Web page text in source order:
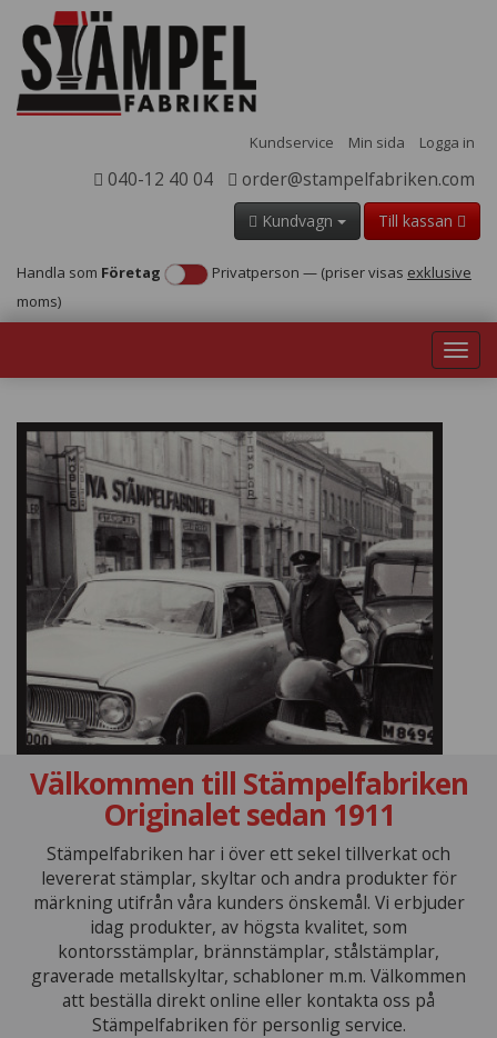
Kundservice Min sida Logga in
040-12 40 04 order@stampelfabriken.com
Kundvagn Till kassan
Handla som Företag Privatperson — (priser visas exklusive
moms)
Välkommen till Stämpelfabriken
Originalet sedan 1911
Stämpelfabriken har i över ett sekel tillverkat och
levererat stämplar, skyltar och andra produkter för
märkning utifrån våra kunders önskemål. Vi erbjuder
idag produkter, av högsta kvalitet, som
kontorsstämplar, brännstämplar, stålstämplar,
graverade metallskyltar, schabloner m.m. Välkommen
att beställa direkt online eller kontakta oss på
Stämpelfabriken för personlig service.